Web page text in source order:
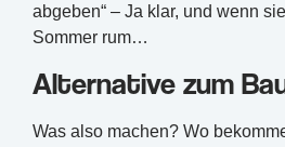
abgeben“ – Ja klar, und wenn
Sommer rum…
Alternative zum
Was also machen? Wo